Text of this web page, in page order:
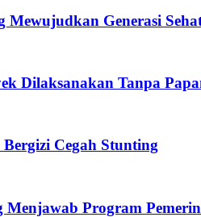
Mewujudkan Generasi
Dilaksanakan Tanpa
Cegah Stunting
Program